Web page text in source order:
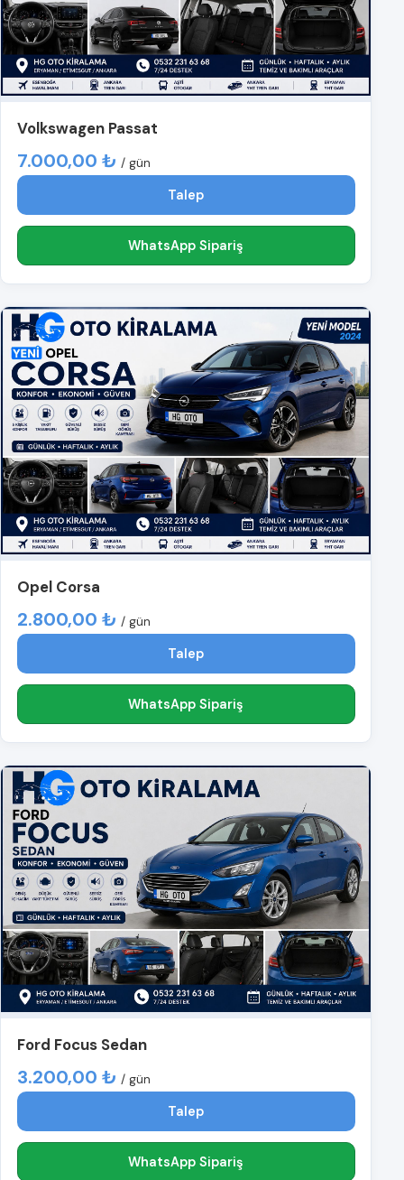
Volkswagen Passat
7.000,00 ₺ / gün
Talep
WhatsApp Sipariş
Opel Corsa
2.800,00 ₺ / gün
Talep
WhatsApp Sipariş
Ford Focus Sedan
3.200,00 ₺ / gün
Talep
WhatsApp Sipariş